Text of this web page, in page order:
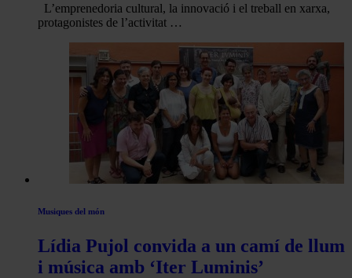
L’emprenedoria cultural, la innovació i el treball en xarxa,
protagonistes de l’activitat …
Musiques del món
Lídia Pujol convida a un camí de llum
i música amb ‘Iter Luminis’